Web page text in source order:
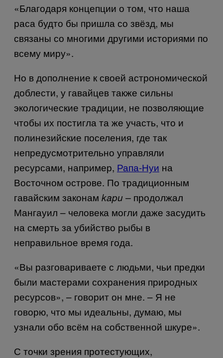
«Благодаря концепции о том, что наша
раса будто бы пришла со звёзд, мы
связаны со многими другими историями по
всему миру».
Но в дополнение к своей астрономической
доблести, у гавайцев также сильны
экологические традиции, не позволяющие
чтобы их постигла та же участь, что и
полинезийские поселения, где так
непредусмотрительно управляли
ресурсами, например, Рапа-Нуи на
Восточном острове. По традиционным
гавайским законам kapu – продолжал
Мангауил – человека могли даже засудить
на смерть за убийство рыбы в
неправильное время года.
«Вы разговариваете с людьми, чьи предки
были мастерами сохранения природных
ресурсов», – говорит он мне. – Я не
говорю, что мы идеальны, думаю, мы
узнали обо всём на собственной шкуре».
С точки зрения протестующих,